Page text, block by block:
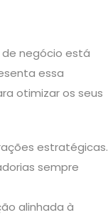
negócio está
essa
otimizar os seus
estratégicas.
sempre
alinhada à